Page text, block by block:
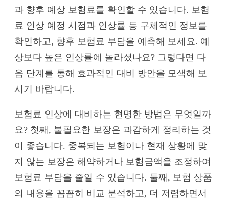
과 향후 예상 보험료를 확인할 수 있습니다. 보험
료 인상 예정 시점과 인상률 등 구체적인 정보를
확인하고, 향후 보험료 부담을 예측해 보세요. 예
상보다 높은 인상률에 놀라셨나요? 그렇다면 다
음 단계를 통해 효과적인 대비 방안을 모색해 보
시기 바랍니다.
보험료 인상에 대비하는 현명한 방법은 무엇일까
요? 첫째, 불필요한 보장은 과감하게 정리하는 것
이 좋습니다. 중복되는 보험이나 현재 상황에 맞
지 않는 보장은 해약하거나 보험금액을 조정하여
보험료 부담을 줄일 수 있습니다. 둘째, 보험 상품
의 내용을 꼼꼼히 비교 분석하고, 더 저렴하면서